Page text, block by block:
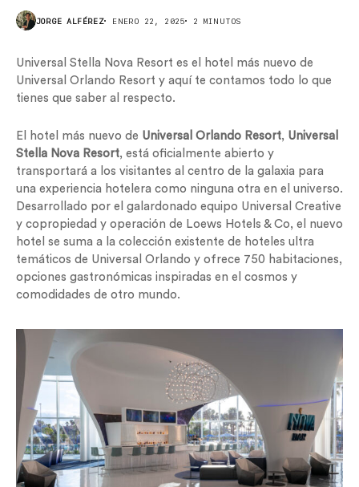
JORGE ALFÉREZ ENERO 22, 2025 2 MINUTOS
Universal Stella Nova Resort es el hotel más nuevo de
Universal Orlando Resort y aquí te contamos todo lo que
tienes que saber al respecto.
El hotel más nuevo de Universal Orlando Resort, Universal
Stella Nova Resort, está oficialmente abierto y
transportará a los visitantes al centro de la galaxia para
una experiencia hotelera como ninguna otra en el universo.
Desarrollado por el galardonado equipo Universal Creative
y copropiedad y operación de Loews Hotels & Co, el nuevo
hotel se suma a la colección existente de hoteles ultra
temáticos de Universal Orlando y ofrece 750 habitaciones,
opciones gastronómicas inspiradas en el cosmos y
comodidades de otro mundo.